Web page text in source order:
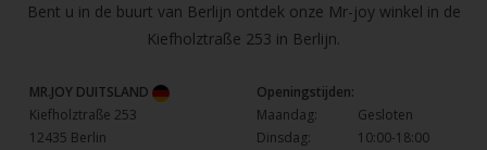
Bent u in de buurt van Berlijn ontdek onze Mr-joy winkel in de
Kiefholztraße 253 in Berlijn.
MR.JOY DUITSLAND
Kiefholztraße 253
12435 Berlin
Openingstijden:
Maandag:
Gesloten
Dinsdag:
10:00-18:00